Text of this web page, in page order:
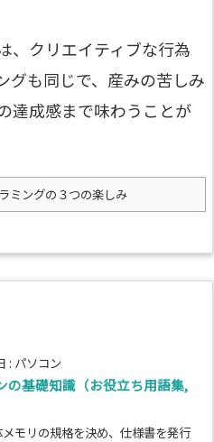
クリエイティブな行為
同じで、産みの苦しみ
成感まで味わうことが
ミングの３つの楽しみ
: パソコン
の基礎知識（お役立ち用語集,
モリの規格を決め、仕様書を発行